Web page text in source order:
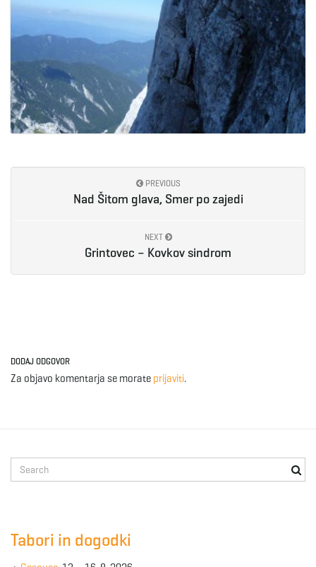
PREVIOUS
Nad Šitom glava, Smer po zajedi
NEXT
Grintovec – Kovkov sindrom
DODAJ ODGOVOR
Za objavo komentarja se morate prijaviti.
e
Tabori in dogodki